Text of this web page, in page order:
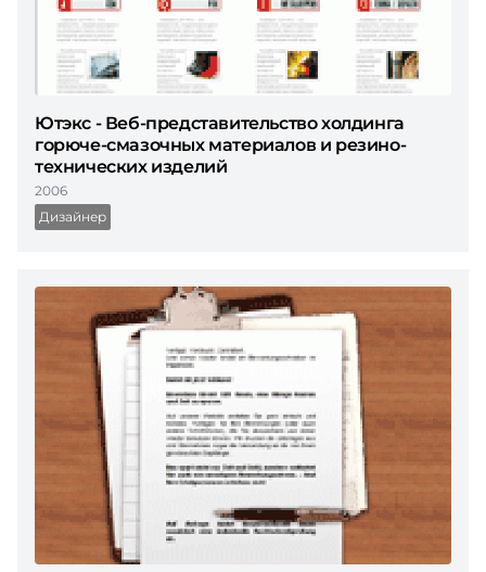
Ютэкс - Веб-представительство холдинга
горюче-смазочных материалов и резино-
технических изделий
2006
Дизайнер